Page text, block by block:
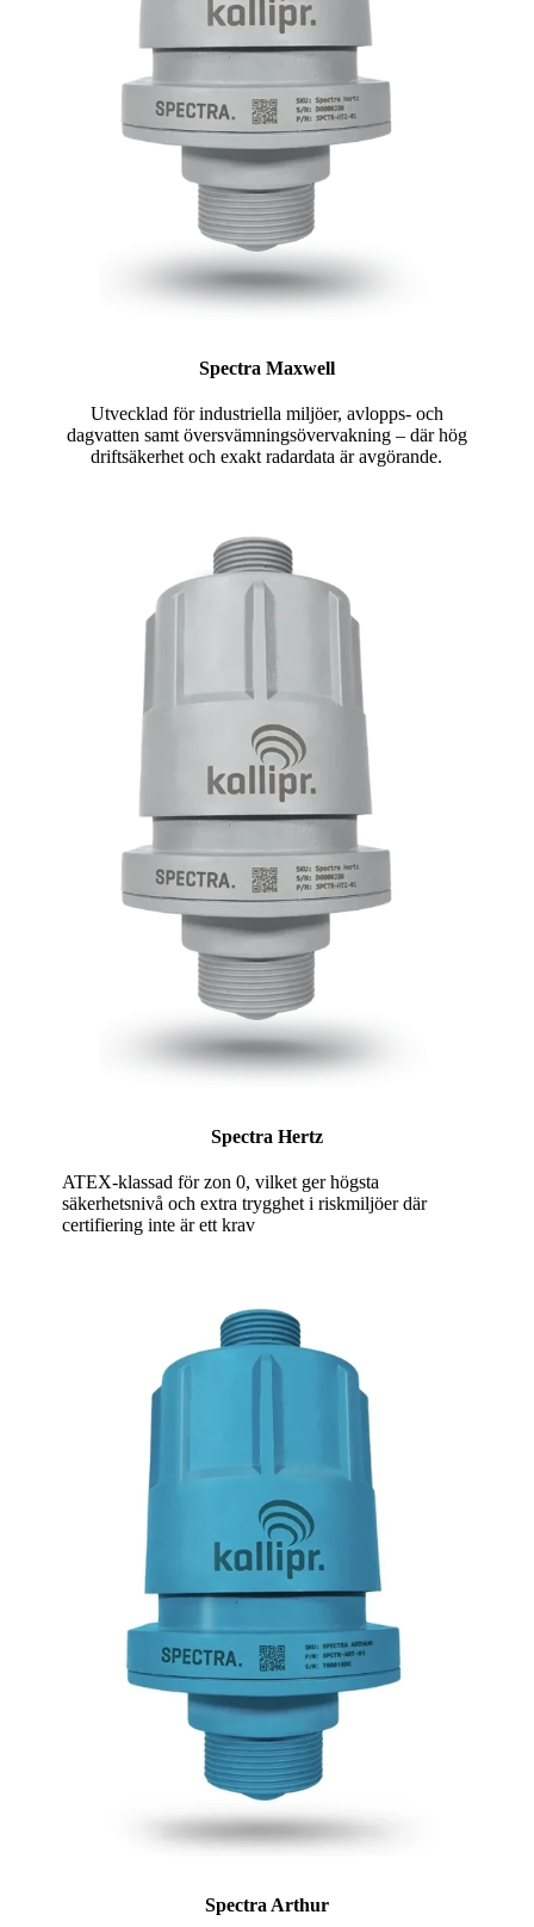
Spectra Maxwell
Utvecklad för industriella miljöer, avlopps- och
dagvatten samt översvämningsövervakning – där hög
driftsäkerhet och exakt radardata är avgörande.
Spectra Hertz
ATEX-klassad för zon 0, vilket ger högsta
säkerhetsnivå och extra trygghet i riskmiljöer där
certifiering inte är ett krav
Spectra Arthur